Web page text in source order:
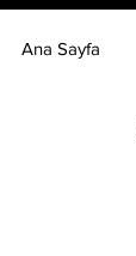
Ana Sayfa